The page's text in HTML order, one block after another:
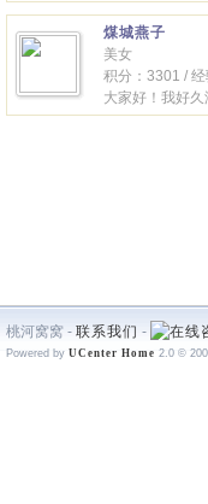
煤城燕子
美女
积分：3301 /
大家好！我好
桃河窝窝 - 联系我们 -
Powered by UCenter Home 2.0 ©